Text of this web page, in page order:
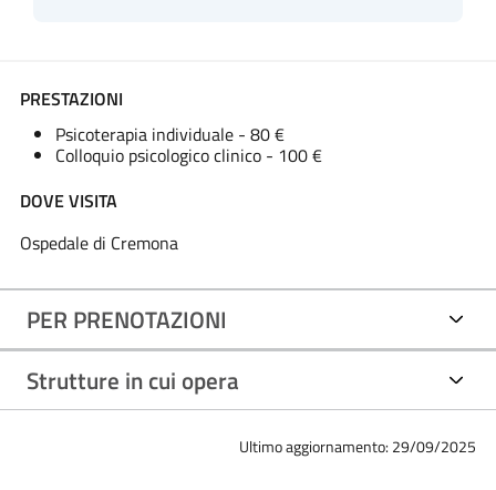
PRESTAZIONI
Psicoterapia individuale - 80 €
Colloquio psicologico clinico - 100 €
DOVE VISITA
Ospedale di Cremona
PER PRENOTAZIONI
Strutture in cui opera
Ultimo aggiornamento: 29/09/2025